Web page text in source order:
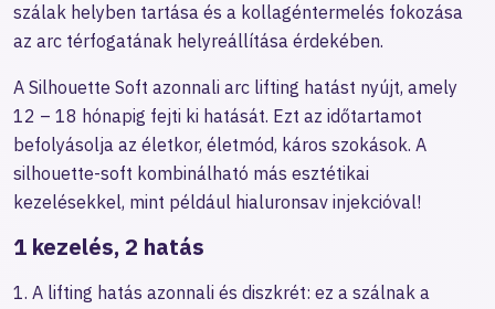
szálak helyben tartása és a kollagéntermelés fokozása
az arc térfogatának helyreállítása érdekében.
A Silhouette Soft azonnali arc lifting hatást nyújt, amely
12 – 18 hónapig fejti ki hatását. Ezt az időtartamot
befolyásolja az életkor, életmód, káros szokások. A
silhouette-soft kombinálható más esztétikai
kezelésekkel, mint például hialuronsav injekcióval!
1 kezelés, 2 hatás
1. A lifting hatás azonnali és diszkrét: ez a szálnak a